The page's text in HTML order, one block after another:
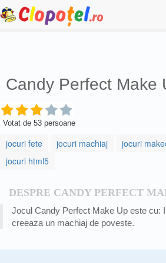
Candy Perfect Make
Votat de 53 persoane
jocuri fete jocuri machiaj jocuri
jocuri html5
DESPRE CANDY PERFECT
Jocul Candy Perfect Make Up este cu:
creeaza un machiaj de poveste.